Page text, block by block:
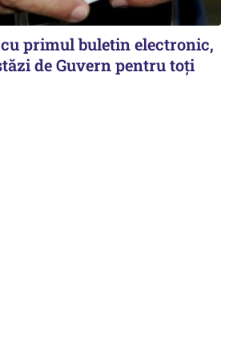
primul buletin electronic,
de Guvern pentru toți